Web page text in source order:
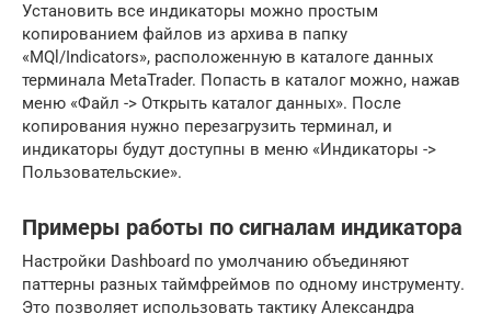
Установить все индикаторы можно простым
копированием файлов из архива в папку
«MQl/Indicators», расположенную в каталоге данных
терминала MetaTrader. Попасть в каталог можно, нажав
меню «Файл -> Открыть каталог данных». После
копирования нужно перезагрузить терминал, и
индикаторы будут доступны в меню «Индикаторы ->
Пользовательские».
Примеры работы по сигналам индикатора
Настройки Dashboard ­по умолчанию объединяют
паттерны разных таймфреймов по одному инструменту.
Это позволяет использовать тактику Александра